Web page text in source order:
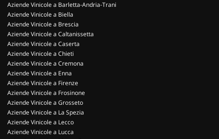
Aziende Vinicole a Barletta-Andria-Trani
Aziende Vinicole a Biella
Aziende Vinicole a Brescia
Aziende Vinicole a Caltanissetta
Aziende Vinicole a Caserta
Aziende Vinicole a Chieti
Aziende Vinicole a Cremona
Aziende Vinicole a Enna
Aziende Vinicole a Firenze
Aziende Vinicole a Frosinone
Aziende Vinicole a Grosseto
Aziende Vinicole a La Spezia
Aziende Vinicole a Lecco
Aziende Vinicole a Lucca